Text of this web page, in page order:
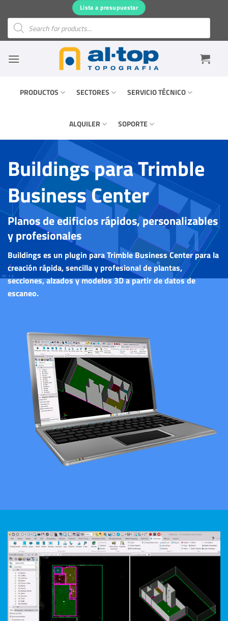
contenido
Lista a presupuestar
Búsqueda
productos
PRODUCTOS SECTORES SERVICIO TÉCNICO
ALQUILER SOPORTE
Buildings para Trimble
Business Center
Planos de edificios rápidos, personalizables
y profesionales
Buildings es un plugin para Trimble Business Center para la
creación rápida, sencilla y profesional de plantas,
secciones, alzados y modelos 3D a partir de datos de
escaneo.